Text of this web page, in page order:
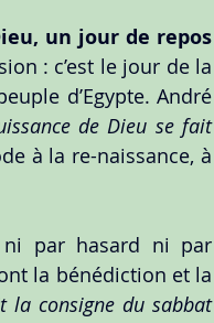
un jour de repos
: c’est le jour de la
d’Egypte. André
de Dieu se fait
à la re-naissance, à
ni par hasard ni par
la bénédiction et la
la consigne du sabbat